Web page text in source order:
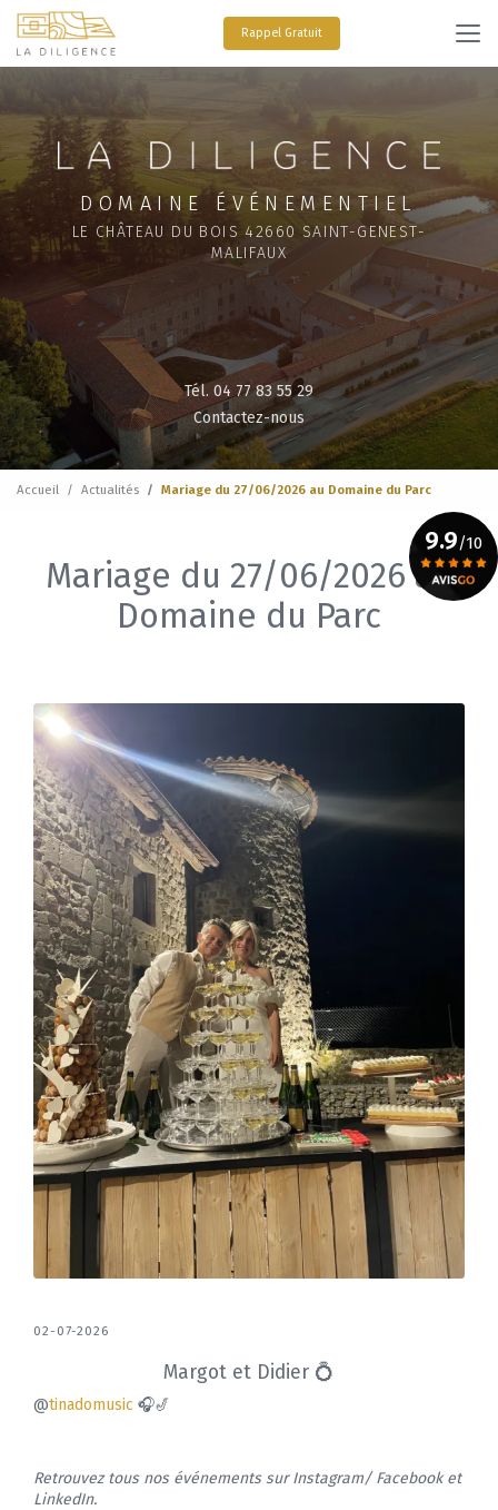
Aller
contenu
Rappel Gratuit
9.9/10
DOMAINE ÉVÉNEMENTIEL
LE CHÂTEAU DU BOIS 42660 SAINT-GENEST-
MALIFAUX
Tél. 04 77 83 55 29
Contactez-nous
Accueil Actualités Mariage du 27/06/2026 au Domaine du Parc
Mariage du 27/06/2026 au
Domaine du Parc
02-07-2026
Margot et Didier 💍
@tinadomusic 🎧🎷
Retrouvez tous nos événements sur Instagram/ Facebook et
LinkedIn.